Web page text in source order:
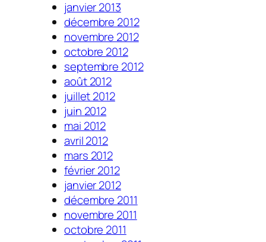
janvier 2013
décembre 2012
novembre 2012
octobre 2012
septembre 2012
août 2012
juillet 2012
juin 2012
mai 2012
avril 2012
mars 2012
février 2012
janvier 2012
décembre 2011
novembre 2011
octobre 2011